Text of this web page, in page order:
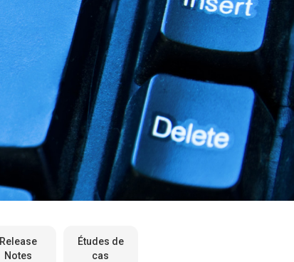
Release
Notes
Études de
cas